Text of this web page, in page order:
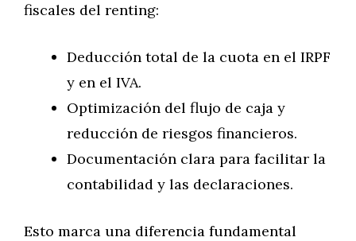
fiscales del renting:
Deducción total de la cuota en el IRPF
y en el IVA.
Optimización del flujo de caja y
reducción de riesgos financieros.
Documentación clara para facilitar la
contabilidad y las declaraciones.
Esto marca una diferencia fundamental